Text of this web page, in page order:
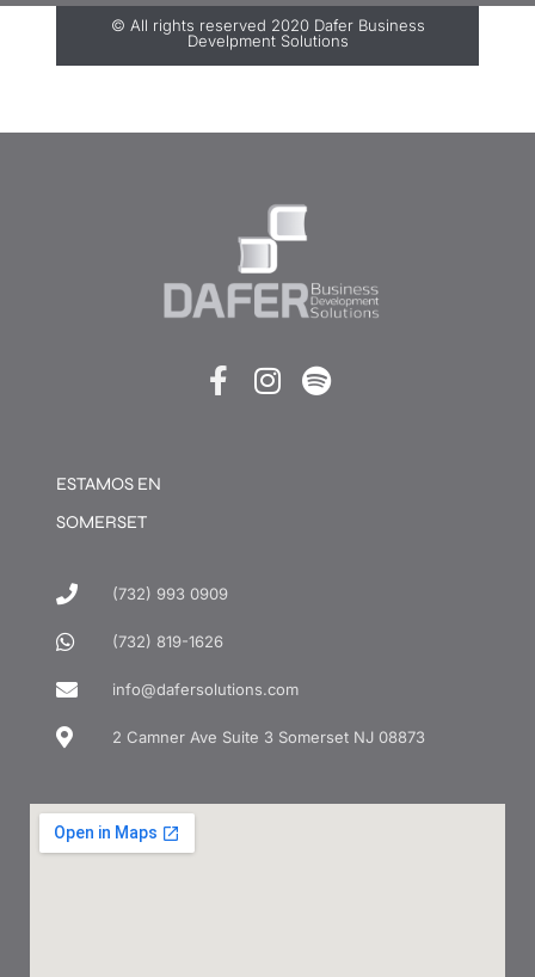
© All rights reserved 2020 Dafer Business
Develpment Solutions
ESTAMOS EN
SOMERSET
(732) 993 0909
(732) 819-1626
info@dafersolutions.com
2 Camner Ave Suite 3 Somerset NJ 08873